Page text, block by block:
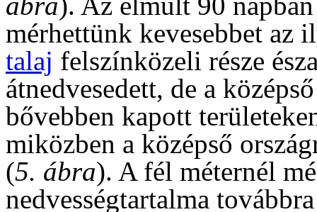
mérhettünk kevesebbet az
talaj felszínközeli része
átnedvesedett, de a
bővebben kapott
miközben a középső
(5. ábra). A fél méternél
nedvességtartalma